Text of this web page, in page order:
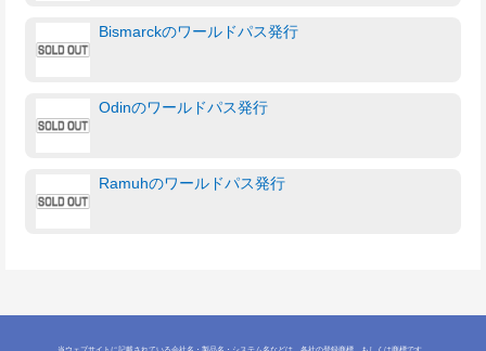
Bismarckのワールドパス発行
Odinのワールドパス発行
Ramuhのワールドパス発行